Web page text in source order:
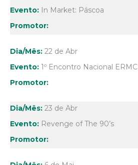
In Market: Páscoa
22 de Abr
1º Encontro Nacional ERMC
23 de Abr
Revenge of The 90’s